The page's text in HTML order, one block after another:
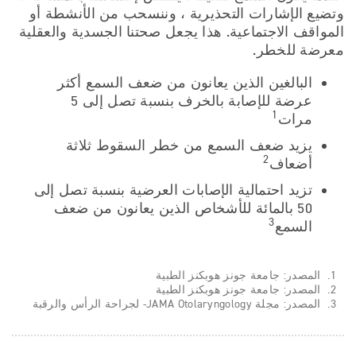
وتضيع الإشارات التحذيرية ، وننسحب من الأنشطة أو
المواقف الاجتماعية. هذا يجعل صحتنا الجسدية والعقلية
معرضة للخطر.
البالغين الذين يعانون من ضعف السمع أكثر
عرضة للإصابة بالخرف بنسبة تصل إلى 5
مرات 1
يزيد ضعف السمع من خطر السقوط ثلاثة
أضعاف2
تزيد احتمالية الإصابات العرضية بنسبة تصل إلى
50 بالمائة للأشخاص الذين يعانون من ضعف
السمع3
1. المصدر: جامعة جونز هوبكنز الطبية
2. المصدر: جامعة جونز هوبكنز الطبية
3. المصدر: مجلة JAMA Otolaryngology- لجراحة الرأس والرقبة